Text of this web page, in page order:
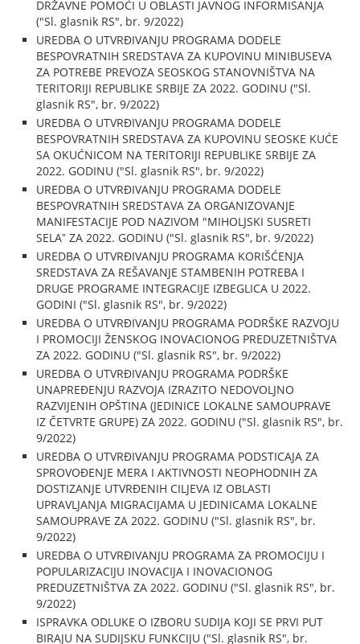
DRŽAVNE POMOĆI U OBLASTI JAVNOG INFORMISANJA
("Sl. glasnik RS", br. 9/2022)
UREDBA O UTVRĐIVANJU PROGRAMA DODELE
BESPOVRATNIH SREDSTAVA ZA KUPOVINU MINIBUSEVA
ZA POTREBE PREVOZA SEOSKOG STANOVNIŠTVA NA
TERITORIJI REPUBLIKE SRBIJE ZA 2022. GODINU ("Sl.
glasnik RS", br. 9/2022)
UREDBA O UTVRĐIVANJU PROGRAMA DODELE
BESPOVRATNIH SREDSTAVA ZA KUPOVINU SEOSKE KUĆE
SA OKUĆNICOM NA TERITORIJI REPUBLIKE SRBIJE ZA
2022. GODINU ("Sl. glasnik RS", br. 9/2022)
UREDBA O UTVRĐIVANJU PROGRAMA DODELE
BESPOVRATNIH SREDSTAVA ZA ORGANIZOVANJE
MANIFESTACIJE POD NAZIVOM "MIHOLJSKI SUSRETI
SELAˮ ZA 2022. GODINU ("Sl. glasnik RS", br. 9/2022)
UREDBA O UTVRĐIVANJU PROGRAMA KORIŠĆENJA
SREDSTAVA ZA REŠAVANJE STAMBENIH POTREBA I
DRUGE PROGRAME INTEGRACIJE IZBEGLICA U 2022.
GODINI ("Sl. glasnik RS", br. 9/2022)
UREDBA O UTVRĐIVANJU PROGRAMA PODRŠKE RAZVOJU
I PROMOCIJI ŽENSKOG INOVACIONOG PREDUZETNIŠTVA
ZA 2022. GODINU ("Sl. glasnik RS", br. 9/2022)
UREDBA O UTVRĐIVANJU PROGRAMA PODRŠKE
UNAPREĐENJU RAZVOJA IZRAZITO NEDOVOLJNO
RAZVIJENIH OPŠTINA (JEDINICE LOKALNE SAMOUPRAVE
IZ ČETVRTE GRUPE) ZA 2022. GODINU ("Sl. glasnik RS", br.
9/2022)
UREDBA O UTVRĐIVANJU PROGRAMA PODSTICAJA ZA
SPROVOĐENJE MERA I AKTIVNOSTI NEOPHODNIH ZA
DOSTIZANJE UTVRĐENIH CILJEVA IZ OBLASTI
UPRAVLJANJA MIGRACIJAMA U JEDINICAMA LOKALNE
SAMOUPRAVE ZA 2022. GODINU ("Sl. glasnik RS", br.
9/2022)
UREDBA O UTVRĐIVANJU PROGRAMA ZA PROMOCIJU I
POPULARIZACIJU INOVACIJA I INOVACIONOG
PREDUZETNIŠTVA ZA 2022. GODINU ("Sl. glasnik RS", br.
9/2022)
ISPRAVKA ODLUKE O IZBORU SUDIJA KOJI SE PRVI PUT
BIRAJU NA SUDIJSKU FUNKCIJU ("Sl. glasnik RS", br.